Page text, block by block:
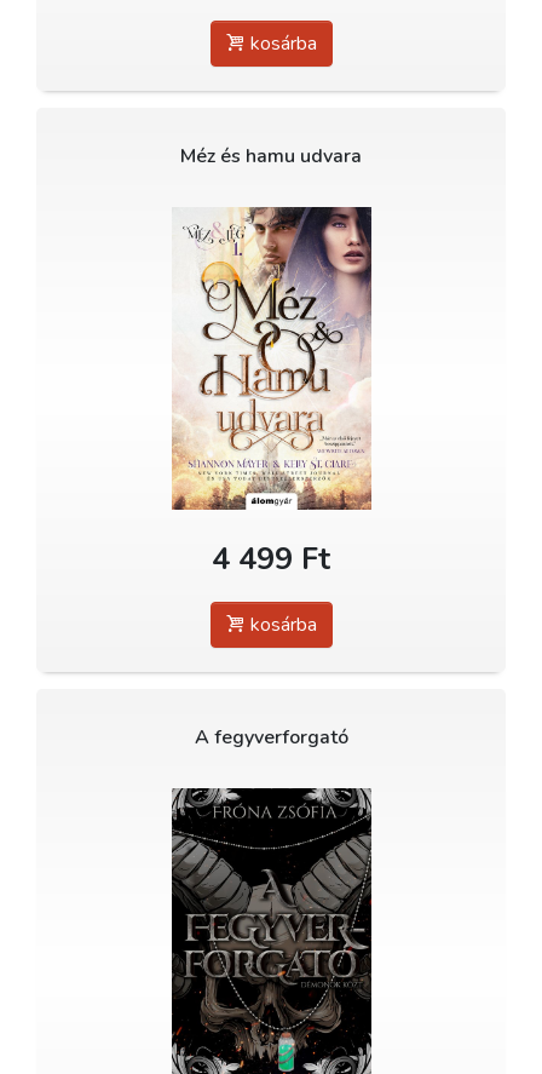
kosárba
Méz és hamu udvara
4 499 Ft
kosárba
A fegyverforgató